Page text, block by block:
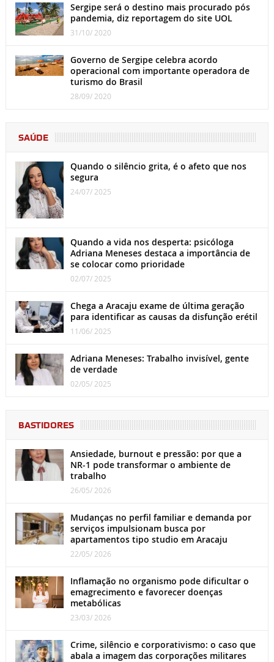
Sergipe será o destino mais procurado pós
pandemia, diz reportagem do site UOL
31/10/ 2020
Governo de Sergipe celebra acordo
operacional com importante operadora de
turismo do Brasil
28/09/ 2020
SAÚDE
Quando o silêncio grita, é o afeto que nos
segura
24/07/ 2025
Quando a vida nos desperta: psicóloga
Adriana Meneses destaca a importância de
se colocar como prioridade
02/07/ 2025
Chega a Aracaju exame de última geração
para identificar as causas da disfunção erétil
11/06/ 2025
Adriana Meneses: Trabalho invisível, gente
de verdade
02/05/ 2025
BASTIDORES
Ansiedade, burnout e pressão: por que a
NR-1 pode transformar o ambiente de
trabalho
26/05/ 2026
Mudanças no perfil familiar e demanda por
serviços impulsionam busca por
apartamentos tipo studio em Aracaju
22/05/ 2026
Inflamação no organismo pode dificultar o
emagrecimento e favorecer doenças
metabólicas
23/03/ 2026
Crime, silêncio e corporativismo: o caso que
abala a imagem das corporações militares